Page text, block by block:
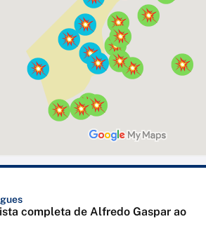
completa de Alfredo Gaspar ao